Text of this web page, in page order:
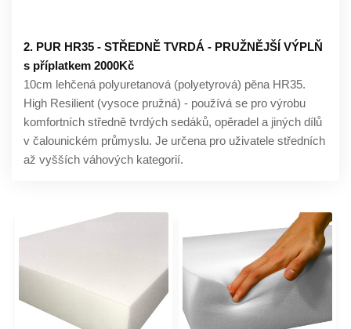
2. PUR HR35 - STŘEDNĚ TVRDÁ - PRUŽNĚJŠÍ VÝPLŇ
s příplatkem 2000Kč
10cm lehčená polyuretanová (polyetyrová) pěna HR35.
High Resilient (vysoce pružná) - používá se pro výrobu
komfortních středně tvrdých sedáků, opěradel a jiných dílů
v čalounickém průmyslu. Je určena pro uživatele středních
až vyšších váhových kategorií.